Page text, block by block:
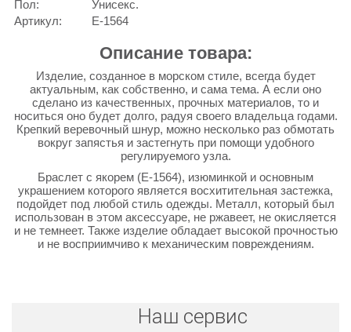
Пол:
Унисекс.
Артикул:
E-1564
Описание товара:
Изделие, созданное в морском стиле, всегда будет
актуальным, как собственно, и сама тема. А если оно
сделано из качественных, прочных материалов, то и
носиться оно будет долго, радуя своего владельца годами.
Крепкий веревочный шнур, можно несколько раз обмотать
вокруг запястья и застегнуть при помощи удобного
регулируемого узла.
Браслет с якорем (E-1564), изюминкой и основным
украшением которого является восхитительная застежка,
подойдет под любой стиль одежды. Металл, который был
использован в этом аксессуаре, не ржавеет, не окисляется
и не темнеет. Также изделие обладает высокой прочностью
и не восприимчиво к механическим повреждениям.
Наш сервис